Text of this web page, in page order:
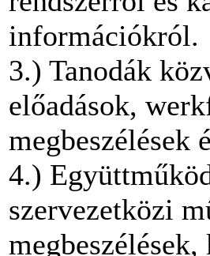
információkról.
3.) Tanodák
előadások,
megbeszélések
4.)
szervezetközi